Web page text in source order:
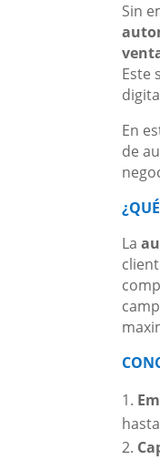
Sin
Este
En
de
La